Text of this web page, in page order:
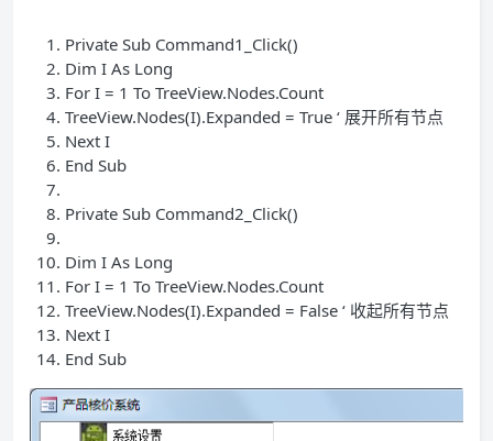
Private Sub Command1_Click()
Dim I As Long
For I = 1 To TreeView.Nodes.Count
TreeView.Nodes(I).Expanded = True ‘ 展开所有节点
Next I
End Sub
Private Sub Command2_Click()
Dim I As Long
For I = 1 To TreeView.Nodes.Count
TreeView.Nodes(I).Expanded = False ‘ 收起所有节点
Next I
End Sub